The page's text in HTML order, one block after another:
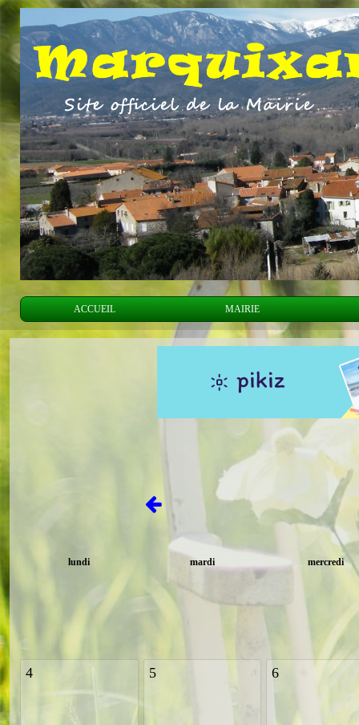
ACCUEIL MAIRIE
lundi mardi mercredi
4 5 6